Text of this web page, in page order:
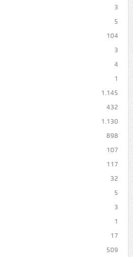
3
5
104
3
4
1
1.145
432
1.130
898
107
117
32
5
3
1
17
509